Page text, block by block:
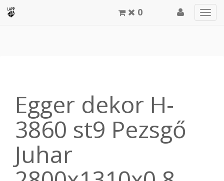
0
Egger dekor H-
3860 st9 Pezsgő
Juhar